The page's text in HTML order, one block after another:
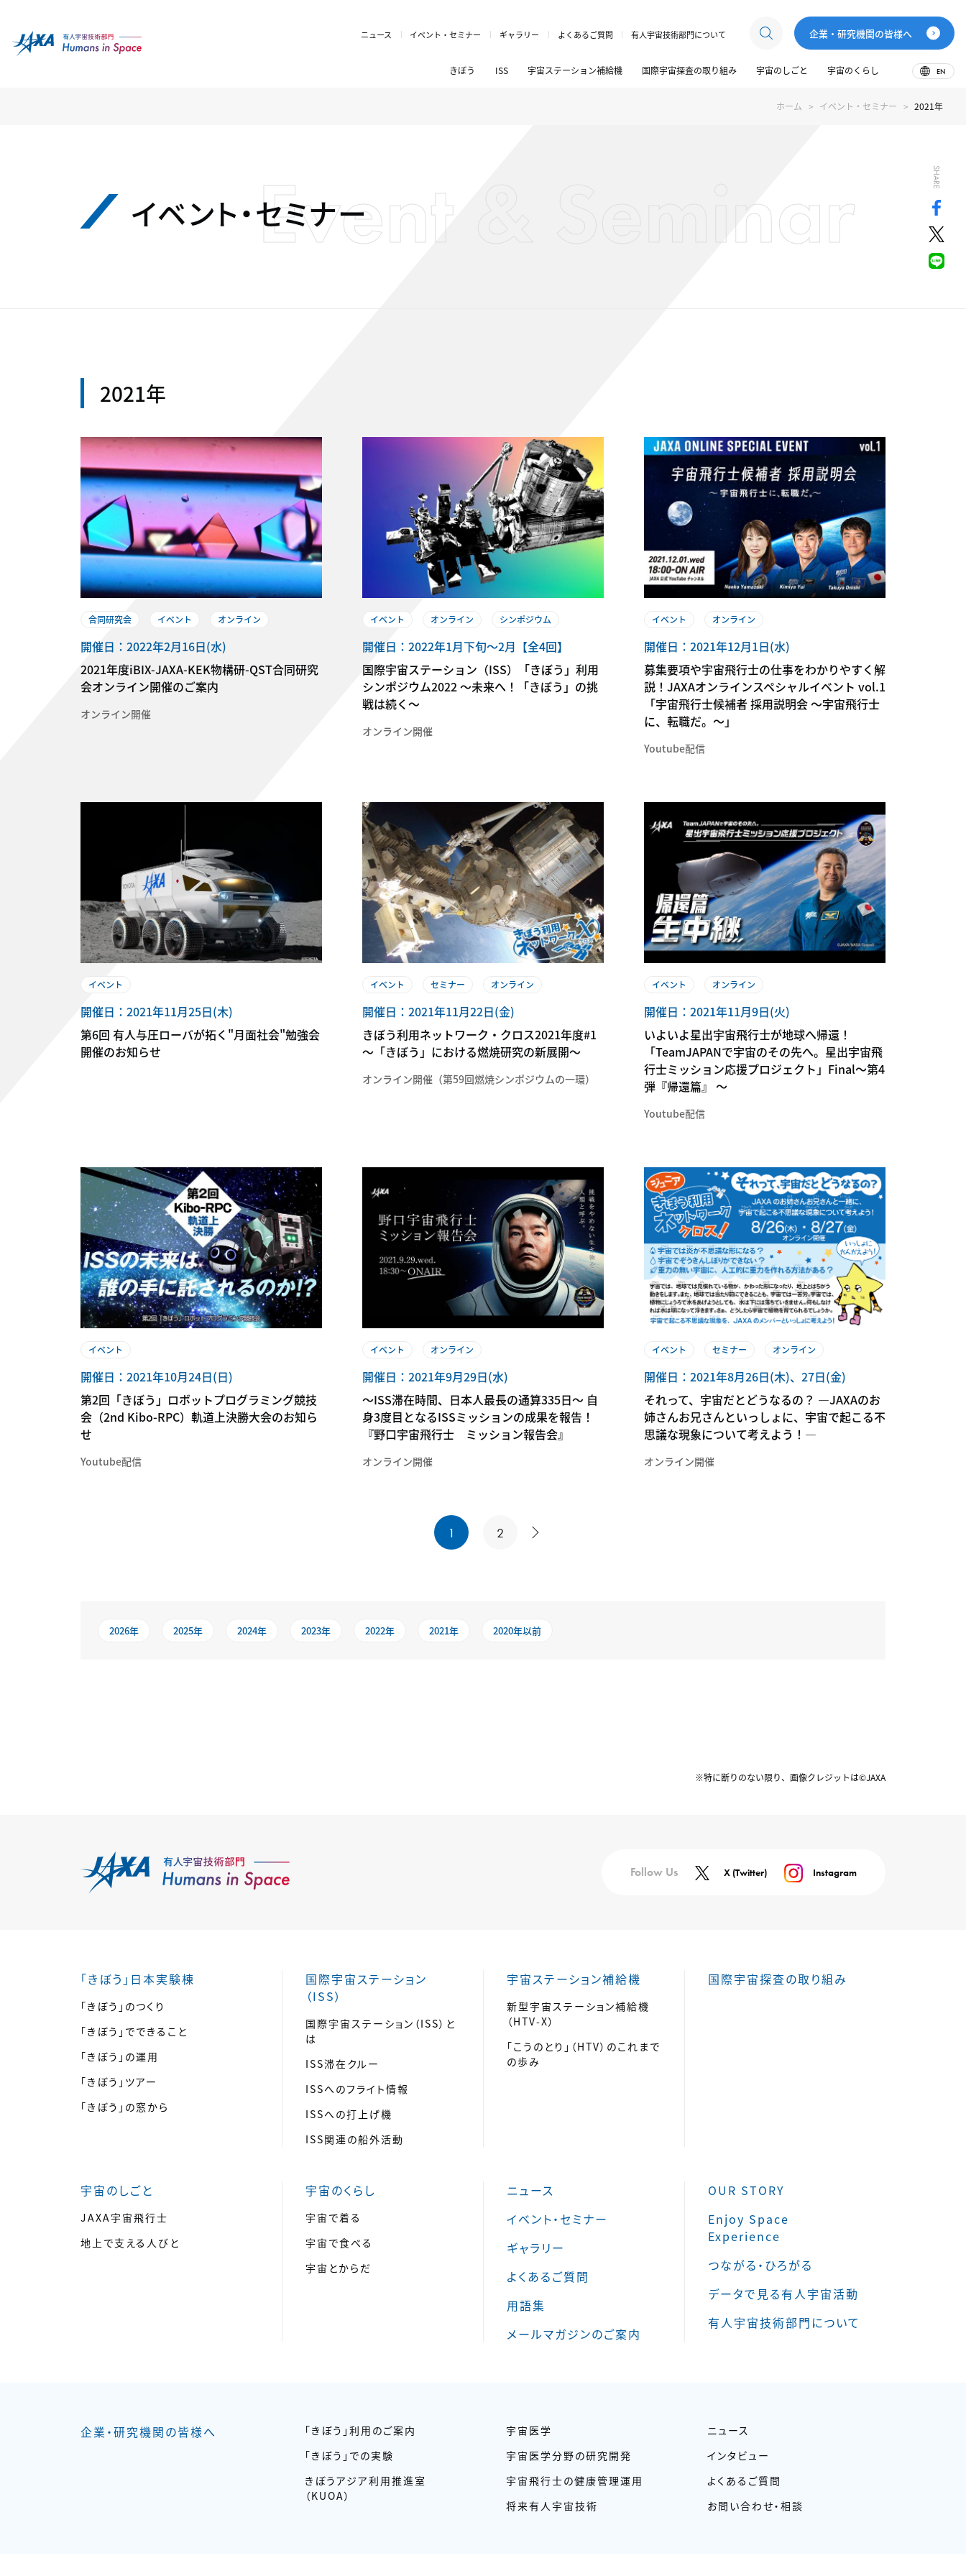
ニュース イベント・セミナー ギャラリー よくあるご質問 有人宇宙技術部門について 企業・研究機関の皆様へ
きぼう ISS 宇宙ステーション補給機 国際宇宙探査の取り組み 宇宙のしごと 宇宙のくらし EN
ホーム イベント・セミナー 2021年
イベント・セミナーEvent & Seminar SHARE
2021年
合同研究会 イベント オンライン
開催日：2022年2月16日(水)
2021年度iBIX-JAXA-KEK物構研-QST合同研究
会オンライン開催のご案内
オンライン開催
イベント オンライン シンポジウム
開催日：2022年1月下旬～2月【全4回】
国際宇宙ステーション（ISS）「きぼう」利用
シンポジウム2022 ～未来へ！「きぼう」の挑
戦は続く～
オンライン開催
イベント オンライン
開催日：2021年12月1日(水)
募集要項や宇宙飛行士の仕事をわかりやすく解
説！JAXAオンラインスペシャルイベント vol.1
「宇宙飛行士候補者 採用説明会 〜宇宙飛行士
に、転職だ。〜」
Youtube配信
イベント
開催日：2021年11月25日(木)
第6回 有人与圧ローバが拓く"月面社会"勉強会
開催のお知らせ
イベント セミナー オンライン
開催日：2021年11月22日(金)
きぼう利用ネットワーク・クロス2021年度#1
～「きぼう」における燃焼研究の新展開～
オンライン開催（第59回燃焼シンポジウムの一環）
イベント オンライン
開催日：2021年11月9日(火)
いよいよ星出宇宙飛行士が地球へ帰還！
「TeamJAPANで宇宙のその先へ。星出宇宙飛
行士ミッション応援プロジェクト」Final～第4
弾『帰還篇』 ～
Youtube配信
イベント
開催日：2021年10月24日(日)
第2回「きぼう」ロボットプログラミング競技
会（2nd Kibo-RPC）軌道上決勝大会のお知ら
せ
Youtube配信
イベント オンライン
開催日：2021年9月29日(水)
～ISS滞在時間、日本人最長の通算335日～ 自
身3度目となるISSミッションの成果を報告！
『野口宇宙飛行士 ミッション報告会』
オンライン開催
イベント セミナー オンライン
開催日：2021年8月26日(木)、27日(金)
それって、宇宙だとどうなるの？​ ―JAXAのお
姉さんお兄さんといっしょに、宇宙で起こる不
思議な現象について考えよう！―
オンライン開催
1 2
2026年 2025年 2024年 2023年 2022年 2021年 2020年以前
※特に断りのない限り、画像クレジットは©JAXA
Follow Us X (Twitter) Instagram
「きぼう」日本実験棟
「きぼう」のつくり
「きぼう」でできること
「きぼう」の運用
「きぼう」ツアー
「きぼう」の窓から
国際宇宙ステーション
（ISS）
国際宇宙ステーション（ISS）と
は
ISS滞在クルー
ISSへのフライト情報
ISSへの打上げ機
ISS関連の船外活動
宇宙ステーション補給機
新型宇宙ステーション補給機
（HTV-X）
「こうのとり」（HTV）のこれまで
の歩み
国際宇宙探査の取り組み
宇宙のしごと
JAXA宇宙飛行士
地上で支える人びと
宇宙のくらし
宇宙で着る
宇宙で食べる
宇宙とからだ
ニュース
イベント・セミナー
ギャラリー
よくあるご質問
用語集
メールマガジンのご案内
OUR STORY
Enjoy Space
Experience
つながる・ひろがる
データで見る有人宇宙活動
有人宇宙技術部門について
企業・研究機関の皆様へ
「きぼう」利用のご案内
「きぼう」での実験
きぼうアジア利用推進室
（KUOA）
宇宙医学
宇宙医学分野の研究開発
宇宙飛行士の健康管理運用
将来有人宇宙技術
ニュース
インタビュー
よくあるご質問
お問い合わせ・相談